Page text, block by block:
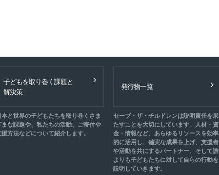
子どもを取り巻く課題と
解決策
本と世界の子どもたちを取り巻くさま
まな課題や、私たちの活動、ご寄付や
援方法などについて紹介します。
発行物一覧
セーブ・ザ・チルドレンは説明責任を果
たすことを大切にしています。人材・資
金・情報など、あらゆるリソースを効率
的に活用し、確実な成果を上げ、支援者
や活動を共にするパートナー、そして誰
よりも子どもたちに対して自らの行動を
説明していきます。